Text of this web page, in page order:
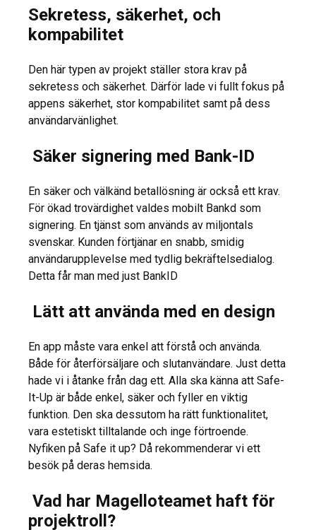
Sekretess, säkerhet, och
kompabilitet
Den här typen av projekt ställer stora krav på
sekretess och säkerhet. Därför lade vi fullt fokus på
appens säkerhet, stor kompabilitet samt på dess
användarvänlighet.
Säker signering med Bank-ID
En säker och välkänd betallösning är också ett krav.
För ökad trovärdighet valdes mobilt Bankd som
signering. En tjänst som används av miljontals
svenskar. Kunden förtjänar en snabb, smidig
användarupplevelse med tydlig bekräftelsedialog.
Detta får man med just BankID
Lätt att använda med en design
En app måste vara enkel att förstå och använda.
Både för återförsäljare och slutanvändare. Just detta
hade vi i åtanke från dag ett. Alla ska känna att Safe-
It-Up är både enkel, säker och fyller en viktig
funktion. Den ska dessutom ha rätt funktionalitet,
vara estetiskt tilltalande och inge förtroende.
Nyfiken på Safe it up? Då rekommenderar vi ett
besök på deras hemsida.
Vad har Magelloteamet haft för
projektroll?